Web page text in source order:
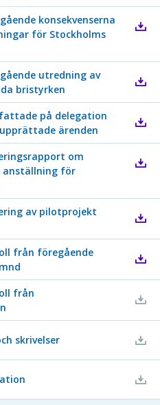
konsekvenserna
för Stockholms
utredning av
bristyrken
på delegation
ärenden
om
för
av pilotprojekt
från föregående
från
skrivelser